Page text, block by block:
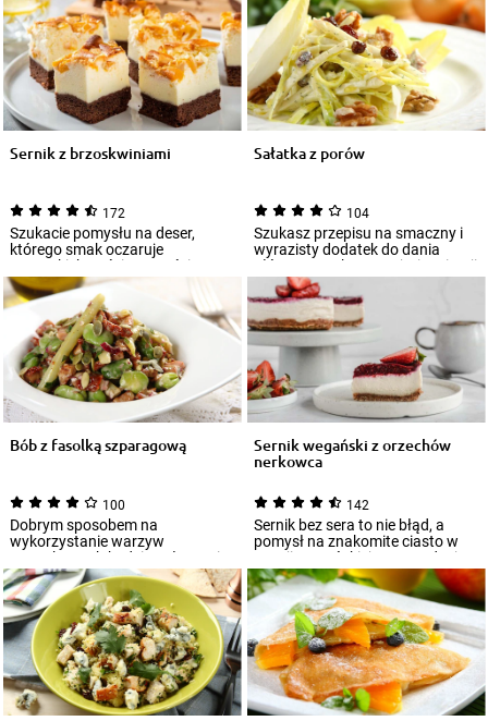
Sernik z brzoskwiniami
172
Szukacie pomysłu na deser,
którego smak oczaruje
wszystkich gości? Jesteście w
dobrym miejscu, po...
Sałatka z porów
104
Szukasz przepisu na smaczny i
wyrazisty dodatek do dania
głównego? Skorzystaj z inspiracji
na sał...
Bób z fasolką szparagową
100
Dobrym sposobem na
wykorzystanie warzyw
strączkowych będzie połączenie
ich w wyśmienitej sałatce...
Sernik wegański z orzechów
nerkowca
142
Sernik bez sera to nie błąd, a
pomysł na znakomite ciasto w
wersji wegańskiej. Tego rodzaju
diety...